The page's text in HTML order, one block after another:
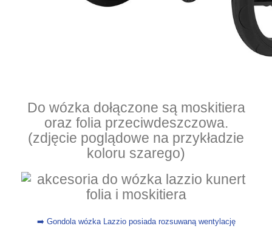
Do wózka dołączone są moskitiera
oraz folia przeciwdeszczowa.
(zdjęcie poglądowe na przykładzie
koloru szarego)
➡️ Gondola wózka Lazzio posiada rozsuwaną wentylację